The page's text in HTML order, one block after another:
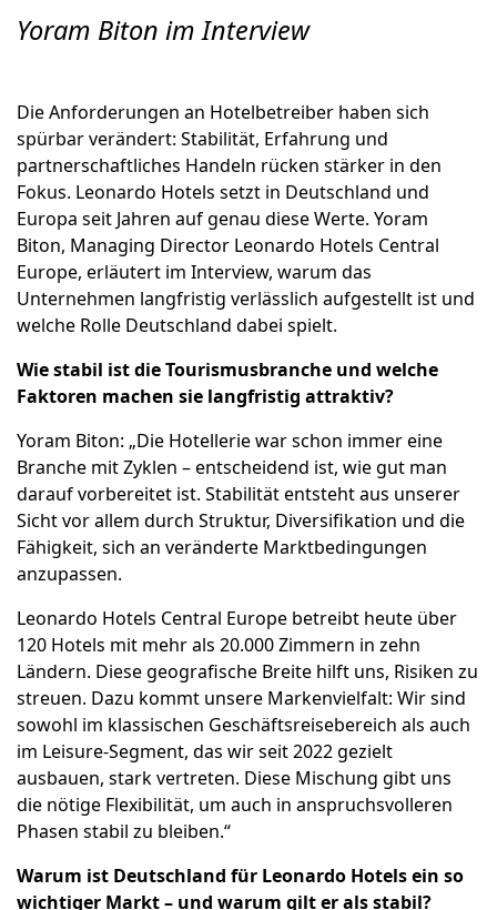
Yoram Biton im Interview
Die Anforderungen an Hotelbetreiber haben sich
spürbar verändert: Stabilität, Erfahrung und
partnerschaftliches Handeln rücken stärker in den
Fokus. Leonardo Hotels setzt in Deutschland und
Europa seit Jahren auf genau diese Werte. Yoram
Biton, Managing Director Leonardo Hotels Central
Europe, erläutert im Interview, warum das
Unternehmen langfristig verlässlich aufgestellt ist und
welche Rolle Deutschland dabei spielt.
Wie stabil ist die Tourismusbranche und welche
Faktoren machen sie langfristig attraktiv?
Yoram Biton: „Die Hotellerie war schon immer eine
Branche mit Zyklen – entscheidend ist, wie gut man
darauf vorbereitet ist. Stabilität entsteht aus unserer
Sicht vor allem durch Struktur, Diversifikation und die
Fähigkeit, sich an veränderte Marktbedingungen
anzupassen.
Leonardo Hotels Central Europe betreibt heute über
120 Hotels mit mehr als 20.000 Zimmern in zehn
Ländern. Diese geografische Breite hilft uns, Risiken zu
streuen. Dazu kommt unsere Markenvielfalt: Wir sind
sowohl im klassischen Geschäftsreisebereich als auch
im Leisure-Segment, das wir seit 2022 gezielt
ausbauen, stark vertreten. Diese Mischung gibt uns
die nötige Flexibilität, um auch in anspruchsvolleren
Phasen stabil zu bleiben.“
Warum ist Deutschland für Leonardo Hotels ein so
wichtiger Markt – und warum gilt er als stabil?